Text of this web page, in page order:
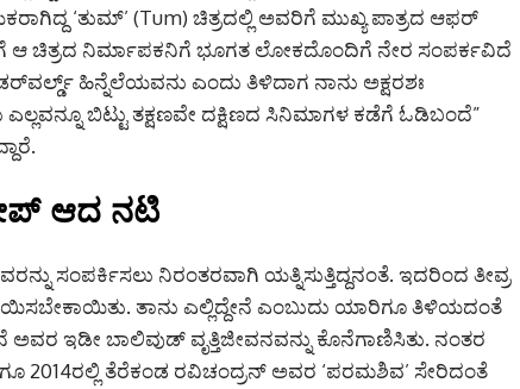
‘ತುಮ್’ (Tum) ಚಿತ್ರದಲ್ಲಿ ಅವರಿಗೆ ಮುಖ್ಯ ಪಾತ್ರದ ಆಫರ್
ಆ ಚಿತ್ರದ ನಿರ್ಮಾಪಕನಿಗೆ ಭೂಗತ ಲೋಕದೊಂದಿಗೆ ನೇರ ಸಂಪರ್ಕವಿದೆ
ಹಿನ್ನೆಲೆಯವನು ಎಂದು ತಿಳಿದಾಗ ನಾನು ಅಕ್ಷರಶಃ
ಬಿಟ್ಟು ತಕ್ಷಣವೇ ದಕ್ಷಿಣದ ಸಿನಿಮಾಗಳ ಕಡೆಗೆ ಓಡಿಬಂದೆ”
ಆದ ನಟಿ
ಸಂಪರ್ಕಿಸಲು ನಿರಂತರವಾಗಿ ಯತ್ನಿಸುತ್ತಿದ್ದನಂತೆ. ಇದರಿಂದ ತೀವ್ರ
ತಾನು ಎಲ್ಲಿದ್ದೇನೆ ಎಂಬುದು ಯಾರಿಗೂ ತಿಳಿಯದಂತೆ
ಇಡೀ ಬಾಲಿವುಡ್ ವೃತ್ತಿಜೀವನವನ್ನು ಕೊನೆಗಾಣಿಸಿತು. ನಂತರ
2014ರಲ್ಲಿ ತೆರೆಕಂಡ ರವಿಚಂದ್ರನ್ ಅವರ ‘ಪರಮಶಿವ’ ಸೇರಿದಂತೆ